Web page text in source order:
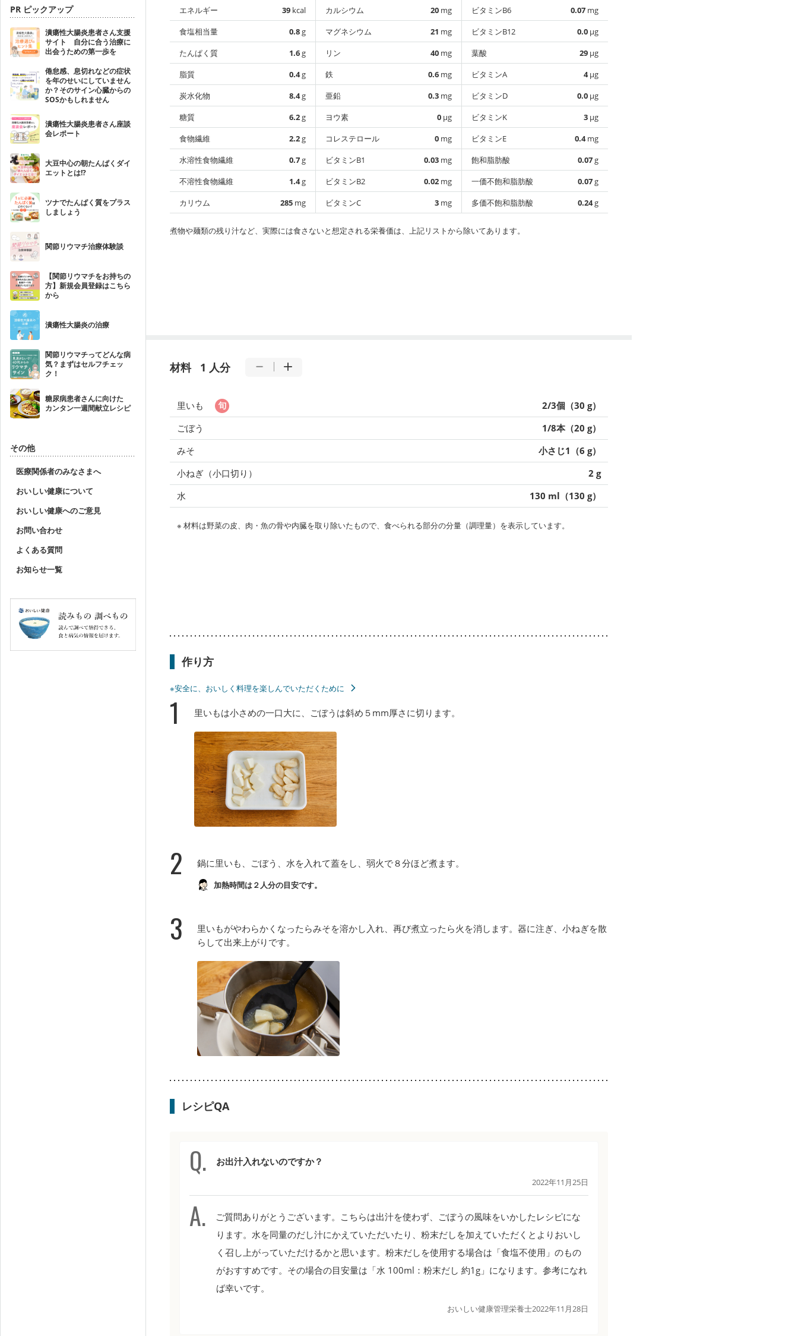
PR ピックアップ
潰瘍性大腸炎患者さん支援
サイト 自分に合う治療に
出会うための第一歩を
倦怠感、息切れなどの症状
を年のせいにしていません
か？そのサイン心臓からの
SOSかもしれません
潰瘍性大腸炎患者さん座談
会レポート
大豆中心の朝たんぱくダイ
エットとは!?
ツナでたんぱく質をプラス
しましょう
関節リウマチ治療体験談
【関節リウマチをお持ちの
方】新規会員登録はこちら
から
潰瘍性大腸炎の治療
関節リウマチってどんな病
気？まずはセルフチェッ
ク！
糖尿病患者さんに向けた
カンタン一週間献立レシピ
その他
医療関係者のみなさまへ
おいしい健康について
おいしい健康へのご意見
お問い合わせ
よくある質問
お知らせ一覧
エネルギー 39 kcal
食塩相当量
0.8g
たんぱく質
1.6g
脂質
0.4g
炭水化物
8.4g
糖質
6.2g
食物繊維
2.2g
水溶性食物繊維
0.7g
不溶性食物繊維
1.4g
カリウム
285 mg
カルシウム 20 mg
マグネシウム
21 mg
リン
40 mg
鉄
0.6 mg
亜鉛
0.3 mg
ヨウ素
0 µg
コレステロール
0 mg
ビタミンB1
0.03 mg
ビタミンB2
0.02 mg
ビタミンC
3 mg
ビタミンB6 0.07 mg
ビタミンB12
0.0 µg
葉酸
29 µg
ビタミンA
4µg
ビタミンD
0.0 µg
ビタミンK
3 µg
ビタミンE
0.4mg
飽和脂肪酸
0.07g
一価不飽和脂肪酸
0.07g
多価不飽和脂肪酸
0.24g
煮物や麺類の残り汁など、実際には食さないと想定される栄養価は、上記リストから除いてあります。
材料 1 人分
里いも
2/3個（30 g）
ごぼう
1/8本（20 g）
みそ
小さじ1（6 g）
小ねぎ（小口切り）
2 g
水
130 ml（130 g）
※ 材料は野菜の皮、肉・魚の骨や内臓を取り除いたもので、食べられる部分の分量（調理量）を表示しています。
作り方
※安全に、おいしく料理を楽しんでいただくために
1 里いもは小さめの一口大に、ごぼうは斜め５mm厚さに切ります。
2 鍋に里いも、ごぼう、水を入れて蓋をし、弱火で８分ほど煮ます。
加熱時間は２人分の目安です。
3
里いもがやわらかくなったらみそを溶かし入れ、再び煮立ったら火を消します。器に注ぎ、小ねぎを散
らして出来上がりです。
レシピQA
お出汁入れないのですか？
2022年11月25日
ご質問ありがとうございます。こちらは出汁を使わず、ごぼうの風味をいかしたレシピにな
ります。水を同量のだし汁にかえていただいたり、粉末だしを加えていただくとよりおいし
く召し上がっていただけるかと思います。粉末だしを使用する場合は「食塩不使用」のもの
がおすすめです。その場合の目安量は「水 100ml：粉末だし 約1g」になります。参考になれ
ば幸いです。
おいしい健康管理栄養士2022年11月28日